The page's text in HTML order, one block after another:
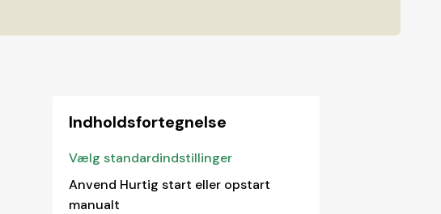
Indholdsfortegnelse
Vælg standardindstillinger
Anvend Hurtig start eller opstart
manualt